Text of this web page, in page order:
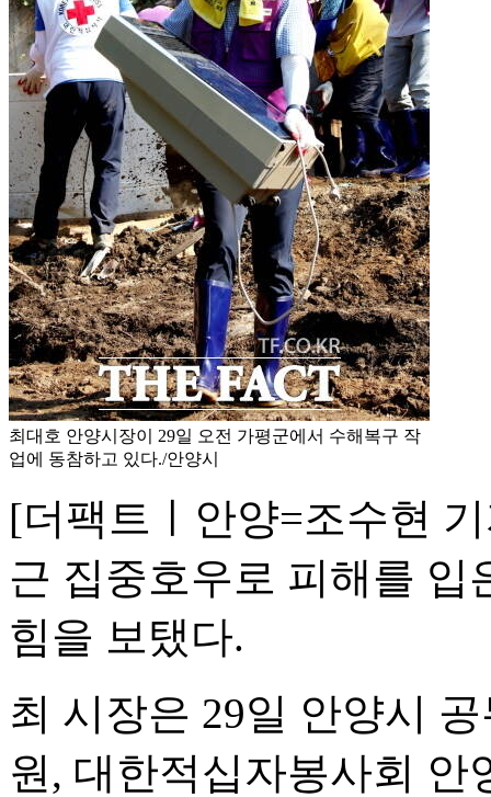
최대호 안양시장이 29일 오전 가평군에서 수해복구 작
업에 동참하고 있다./안양시
[더팩트ㅣ안양=조수현
근 집중호우로 피해를 입
힘을 보탰다.
최 시장은 29일 안양시
원, 대한적십자봉사회 안